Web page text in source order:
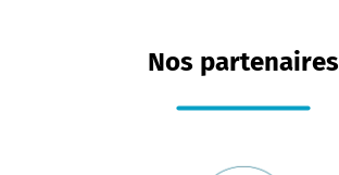
Nos partenaires